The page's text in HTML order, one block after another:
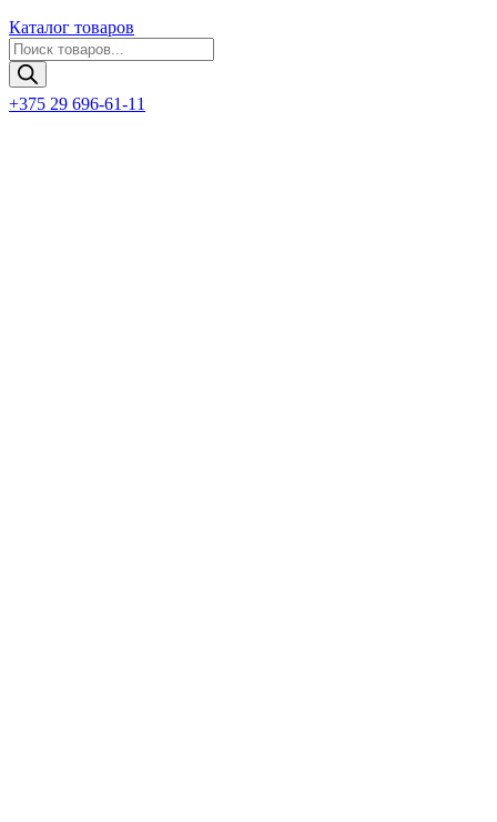
Каталог товаров
Поиск
товаров
+375 29 696-61-11